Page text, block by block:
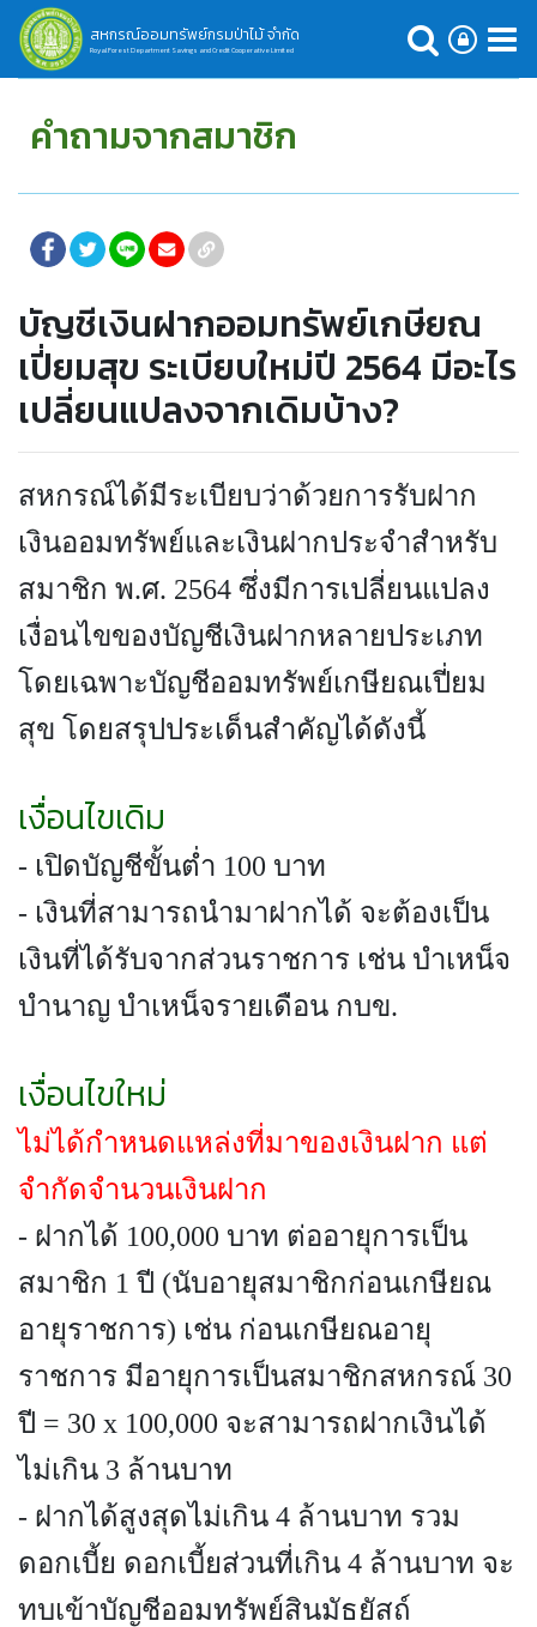
สหกรณ์ออมทรัพย์กรมป่าไม้ จำกัด
Royal Forest Department Savings and Credit Cooperative Limited
คำถามจากสมาชิก
บัญชีเงินฝากออมทรัพย์เกษียณ
เปี่ยมสุข ระเบียบใหม่ปี 2564 มีอะไร
เปลี่ยนแปลงจากเดิมบ้าง?
สหกรณ์ได้มีระเบียบว่าด้วยการรับฝาก
เงินออมทรัพย์และเงินฝากประจำสำหรับ
สมาชิก พ.ศ. 2564 ซึ่งมีการเปลี่ยนแปลง
เงื่อนไขของบัญชีเงินฝากหลายประเภท
โดยเฉพาะบัญชีออมทรัพย์เกษียณเปี่ยม
สุข โดยสรุปประเด็นสำคัญได้ดังนี้
เงื่อนไขเดิม
- เปิดบัญชีขั้นต่ำ 100 บาท
- เงินที่สามารถนำมาฝากได้ จะต้องเป็น
เงินที่ได้รับจากส่วนราชการ เช่น บำเหน็จ
บำนาญ บำเหน็จรายเดือน กบข.
เงื่อนไขใหม่
ไม่ได้กำหนดแหล่งที่มาของเงินฝาก แต่
จำกัดจำนวนเงินฝาก
- ฝากได้ 100,000 บาท ต่ออายุการเป็น
สมาชิก 1 ปี (นับอายุสมาชิกก่อนเกษียณ
อายุราชการ) เช่น ก่อนเกษียณอายุ
ราชการ มีอายุการเป็นสมาชิกสหกรณ์​ 30
ปี = 30 x 100,000 จะสามารถฝากเงินได้
ไม่เกิน 3 ล้านบาท
- ฝากได้สูงสุดไม่เกิน 4 ล้านบาท รวม
ดอกเบี้ย ดอกเบี้ยส่วนที่เกิน 4 ล้านบาท จะ
ทบเข้าบัญชีออมทรัพย์สินมัธยัสถ์